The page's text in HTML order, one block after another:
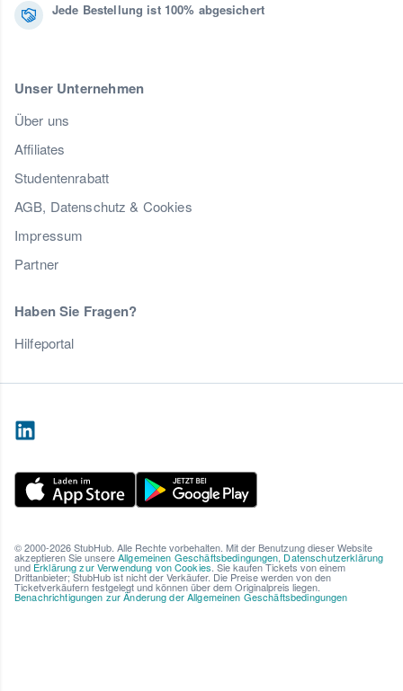
Jede Bestellung ist 100% abgesichert
Unser Unternehmen
Über uns
Affiliates
Studentenrabatt
AGB, Datenschutz & Cookies
Impressum
Partner
Haben Sie Fragen?
Hilfeportal
© 2000-2026 StubHub. Alle Rechte vorbehalten. Mit der Benutzung dieser Website
akzeptieren Sie unsereAllgemeinen Geschäftsbedingungen Datenschutzerklärung
und Erklärung zur Verwendung von Cookies . Sie kaufen Tickets von einem
Drittanbieter; StubHub ist nicht der Verkäufer. Die Preise werden von den
Ticketverkäufern festgelegt und können über dem Originalpreis liegen.
Benachrichtigungen zur Änderung der Allgemeinen Geschäftsbedingungen